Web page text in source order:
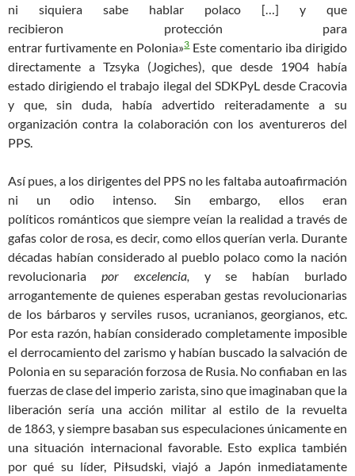
ni siquiera sabe hablar polaco […] y que
recibieron protección para
entrarfurtivamenteen Polonia»3 Este comentario iba dirigido
directamente a Tzsyka (Jogiches), que desde 1904 había
estado dirigiendo el trabajo ilegal del SDKPyL desde Cracovia
y que, sin duda, había advertido reiteradamente a su
organización contra la colaboración con los aventureros del
PPS.
Así pues, a los dirigentes del PPS no les faltaba autoafirmación
ni un odio intenso. Sin embargo, ellos
eran
políticos románticos que siempre veían la realidad a través de
gafas color de rosa, es decir, como ellos querían verla. Durante
décadas habían considerado al pueblo polaco como la nación
revolucionaria por excelencia, y se habían burlado
arrogantemente de quienes esperaban gestas revolucionarias
de los bárbaros y serviles rusos, ucranianos, georgianos, etc.
Por esta razón, habían considerado completamente imposible
el derrocamiento del zarismo y habían buscado la salvación de
Polonia en su separación forzosa de Rusia. No confiaban en las
fuerzas de clase del imperio zarista, sino que imaginaban que la
liberación sería una acción militar al estilo de la revuelta
de 1863, y siempre basaban sus especulaciones únicamente en
una situación internacional favorable. Esto explica también
por qué su líder, Piłsudski, viajó a Japón inmediatamente